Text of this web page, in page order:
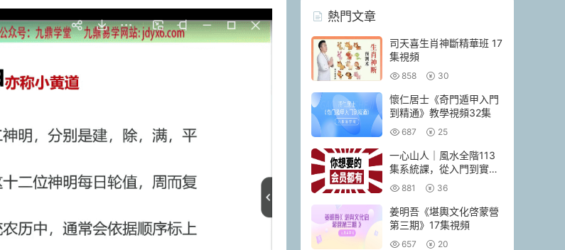
熱門文章
司天喜生肖神斷精華班 17
集視頻
858 30
懷仁居士《奇門遁甲入門
到精通》教學視頻32集
687 25
一心山人｜風水全階113
集系統課，從入門到實戰
一套學完
881 36
姜明吾《堪輿文化啓蒙營
第三期》17集視頻
657 20